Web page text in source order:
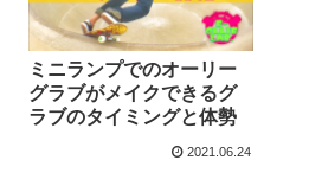
ミニランプでのオーリー
グラブがメイクできるグ
ラブのタイミングと体勢
2021.06.24